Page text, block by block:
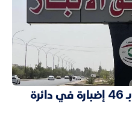
النزاهة تضبط تلاعباً وتزويراً بـ 46 إضبارة في دائرة